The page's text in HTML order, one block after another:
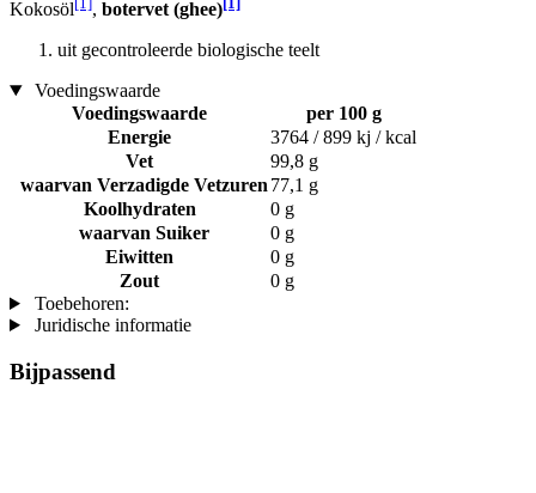
Kokosöl , botervet (ghee)
uit gecontroleerde biologische teelt
Voedingswaarde
Voedingswaarde
per 100 g
Energie
3764 / 899 kj / kcal
Vet
99,8 g
waarvan Verzadigde Vetzuren 77,1 g
Koolhydraten
0 g
waarvan Suiker
0 g
Eiwitten
0 g
Zout
0 g
Toebehoren:
Juridische informatie
Bijpassend